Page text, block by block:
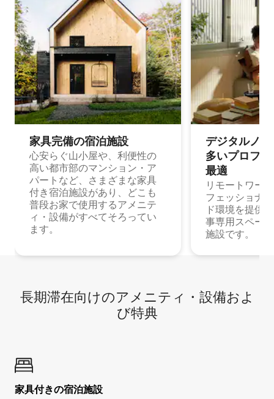
家具完備の宿⁠泊⁠施⁠設
心安らぐ山小屋や、利便性の
高い都市部のマンション・ア
パートなど、さまざまな家具
付き宿泊施設があり、どこも
普段お家で使用するアメニテ
ィ・設備がすべてそろってい
ます。
デジタルノ
多⁠いプ⁠ロ⁠フ⁠
最⁠適
リモートワー
フェッショナ
ド環境を提供
事専用スペー
施設です。
長期滞在向け⁠のア⁠メ⁠ニ⁠テ⁠ィ⁠・設⁠備⁠およ
び特⁠典
家具付き⁠の宿⁠泊⁠施⁠設